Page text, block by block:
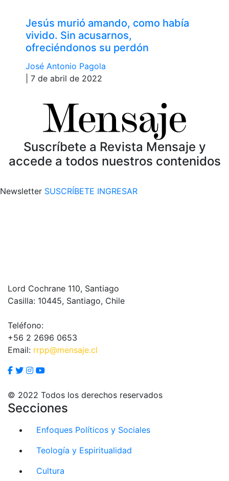
Jesús murió amando, como había
vivido. Sin acusarnos,
ofreciéndonos su perdón
José Antonio Pagola
| 7 de abril de 2022
Suscríbete a Revista Mensaje y
accede a todos nuestros contenidos
Newsletter SUSCRÍBETE INGRESAR
Lord Cochrane 110, Santiago
Casilla: 10445, Santiago, Chile
Teléfono:
+56 2 2696 0653
Email: rrpp@mensaje.cl
© 2022 Todos los derechos reservados
Secciones
Enfoques Políticos y Sociales
Teología y Espiritualidad
Cultura